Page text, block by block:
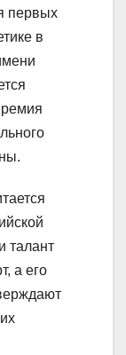
первых
в
талант
а его